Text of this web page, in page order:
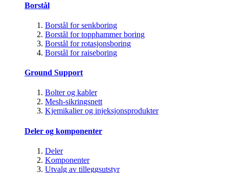
Borstål
Borstål for senkboring
Borstål for topphammer boring
Borstål for rotasjonsboring
Borstål for raiseboring
Ground Support
Bolter og kabler
Mesh-sikringsnett
Kjemikalier og injeksjonsprodukter
Deler og komponenter
Deler
Komponenter
Utvalg av tilleggsutstyr